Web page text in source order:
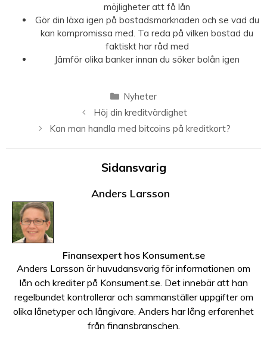
möjligheter att få lån
Gör din läxa igen på bostadsmarknaden och se vad du
kan kompromissa med. Ta reda på vilken bostad du
faktiskt har råd med
Jämför olika banker innan du söker bolån igen
Kategorier
Nyheter
Höj din kreditvärdighet
Kan man handla med bitcoins på kreditkort?
Sidansvarig
Anders Larsson
Finansexperthos Konsument.se
Anders Larsson är huvudansvarig för informationen om
lån och krediter på Konsument.se. Det innebär att han
regelbundet kontrollerar och sammanställer uppgifter om
olika lånetyper och långivare. Anders har lång erfarenhet
från finansbranschen.